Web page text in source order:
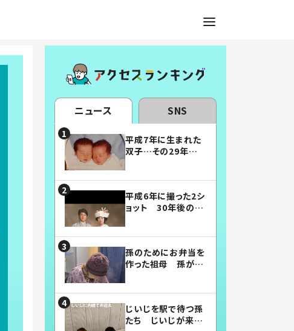
ニュース SNS
平成7年に生まれた
双子…その29年後
平成6年に撮った2シ
ョット 30年後の姿
孫のためにお弁当を
作った祖母 孫が絶
じいじを駅で待つ孫
たち じいじが来た